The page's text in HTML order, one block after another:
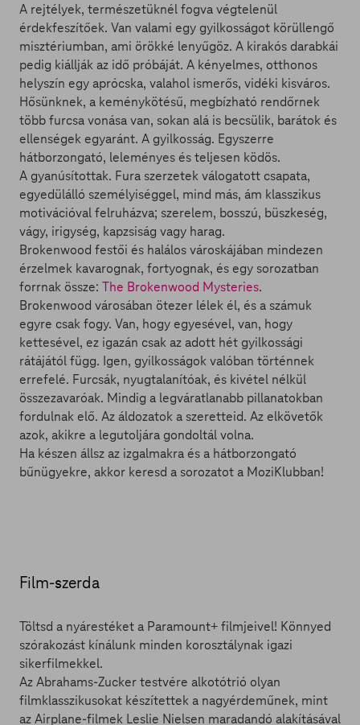
A rejtélyek, természetüknél fogva végtelenül
érdekfeszítőek. Van valami egy gyilkosságot körüllengő
misztériumban, ami örökké lenyűgöz. A kirakós darabkái
pedig kiállják az idő próbáját. A kényelmes, otthonos
helyszín egy aprócska, valahol ismerős, vidéki kisváros.
Hősünknek, a keménykötésű, megbízható rendőrnek
több furcsa vonása van, sokan alá is becsülik, barátok és
ellenségek egyaránt. A gyilkosság. Egyszerre
hátborzongató, leleményes és teljesen ködös.
A gyanúsítottak. Fura szerzetek válogatott csapata,
egyedülálló személyiséggel, mind más, ám klasszikus
motivációval felruházva; szerelem, bosszú, büszkeség,
vágy, irigység, kapzsiság vagy harag.
Brokenwood festői és halálos városkájában mindezen
érzelmek kavarognak, fortyognak, és egy sorozatban
forrnak össze: The Brokenwood Mysteries.
Brokenwood városában ötezer lélek él, és a számuk
egyre csak fogy. Van, hogy egyesével, van, hogy
kettesével, ez igazán csak az adott hét gyilkossági
rátájától függ. Igen, gyilkosságok valóban történnek
errefelé. Furcsák, nyugtalanítóak, és kivétel nélkül
összezavaróak. Mindig a legváratlanabb pillanatokban
fordulnak elő. Az áldozatok a szeretteid. Az elkövetők
azok, akikre a legutoljára gondoltál volna.
Ha készen állsz az izgalmakra és a hátborzongató
bűnügyekre, akkor keresd a sorozatot a MoziKlubban!
Film-szerda
Töltsd a nyárestéket a Paramount+ filmjeivel! Könnyed
szórakozást kínálunk minden korosztálynak igazi
sikerfilmekkel.
Az Abrahams-Zucker testvére alkotótrió olyan
filmklasszikusokat készítettek a nagyérdeműnek, mint
az Airplane-filmek Leslie Nielsen maradandó alakításával